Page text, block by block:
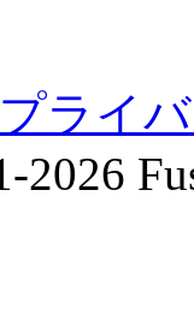
プライ
2026